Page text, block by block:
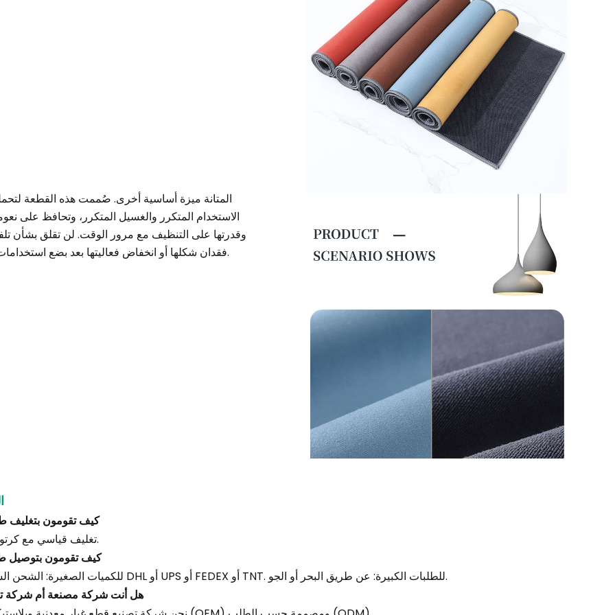
المتانة ميزة أساسية أخرى. صُممت هذه القطعة
الاستخدام المتكرر والغسيل المتكرر، وتحافظ على
وقدرتها على التنظيف مع مرور الوقت. لن تقلق بشأن
فقدان شكلها أو انخفاض فعاليتها بعد بضع استخدامات.
1. كيف تقومون بتغليف
تغليف قياسي مع كرتون رئيسي.
2. كيف تقومون بتوصيل
للكميات الصغيرة: الشحن السريع مثل DHL أو UPS أو FEDEX أو TNT. للطلبات الكبيرة: عن طريق البحر أو الجو.
3. هل أنت شركة مصنعة أم شركة